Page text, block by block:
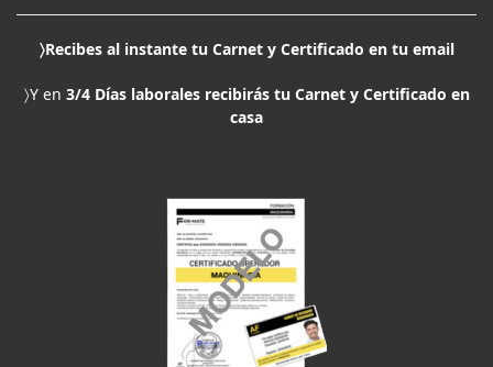
〉Recibes al instante tu Carnet y Certificado en tu email
〉Y en 3/4 Días laborales recibirás tu Carnet y Certificado en
casa